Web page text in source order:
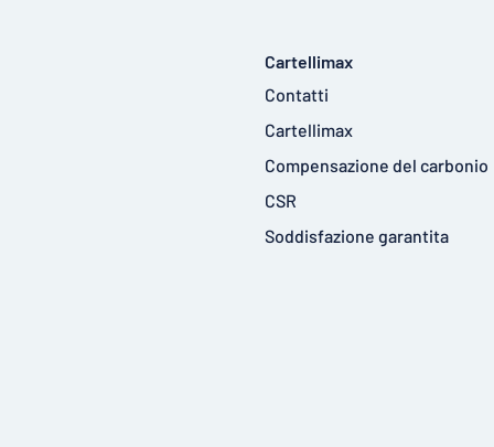
Cartellimax
Contatti
Cartellimax
Compensazione del carbonio
CSR
Soddisfazione garantita